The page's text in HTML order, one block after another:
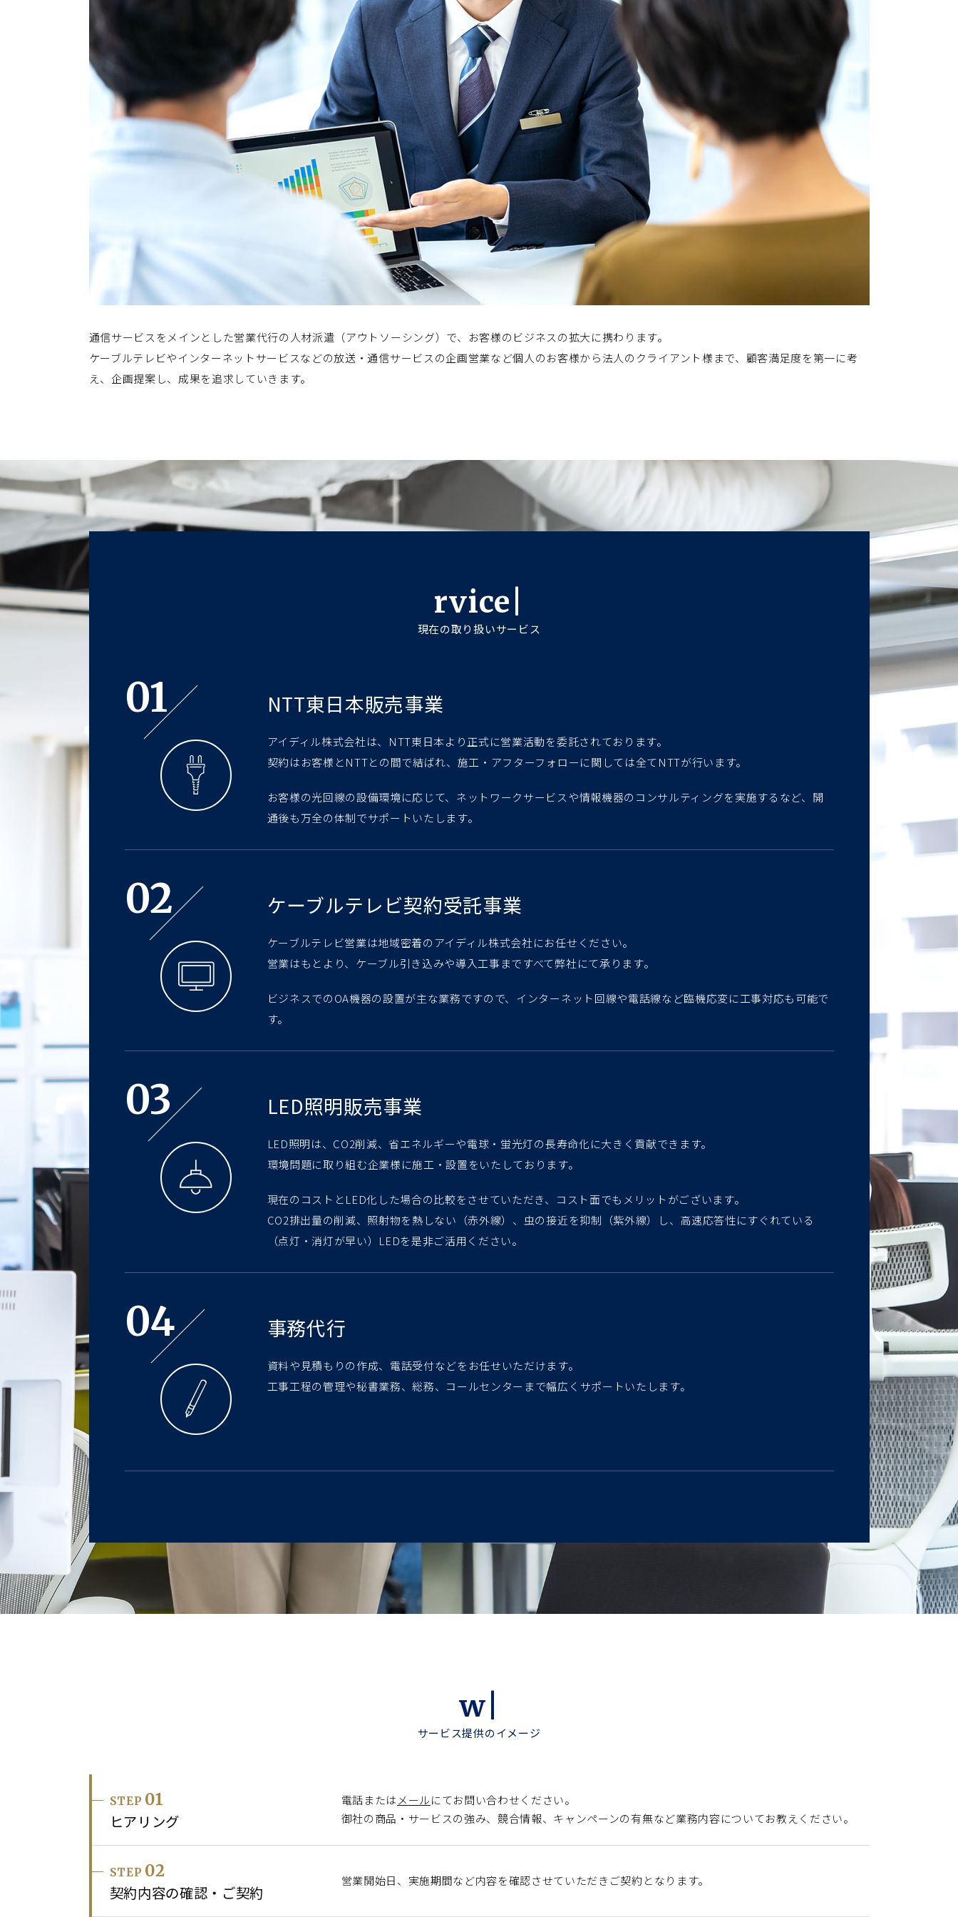
通信サービスをメインとした営業代行の人材派遣（アウトソーシング）で、お客様のビジネスの拡大に携わります。
ケーブルテレビやインターネットサービスなどの放送・通信サービスの企画営業など個人のお客様から法人のクライアント様まで、顧客満足度を第一に考
え、企画提案し、成果を追求していきます。
rvice
現在の取り扱いサービス
01 NTT東日本販売事業
アイディル株式会社は、NTT東日本より正式に営業活動を委託されております。
契約はお客様とNTTとの間で結ばれ、施工・アフターフォローに関しては全てNTTが行います。
お客様の光回線の設備環境に応じて、ネットワークサービスや情報機器のコンサルティングを実施するなど、開
通後も万全の体制でサポートいたします。
02 ケーブルテレビ契約受託事業
ケーブルテレビ営業は地域密着のアイディル株式会社にお任せください。
営業はもとより、ケーブル引き込みや導入工事まですべて弊社にて承ります。
ビジネスでのOA機器の設置が主な業務ですので、インターネット回線や電話線など臨機応変に工事対応も可能で
す。
03 LED照明販売事業
LED照明は、CO2削減、省エネルギーや電球・蛍光灯の長寿命化に大きく貢献できます。
環境問題に取り組む企業様に施工・設置をいたしております。
現在のコストとLED化した場合の比較をさせていただき、コスト面でもメリットがございます。
CO2排出量の削減、照射物を熱しない（赤外線）、虫の接近を抑制（紫外線）し、高速応答性にすぐれている
（点灯・消灯が早い）LEDを是非ご活用ください。
04 事務代行
資料や見積もりの作成、電話受付などをお任せいただけます。
工事工程の管理や秘書業務、総務、コールセンターまで幅広くサポートいたします。
w
サービス提供のイメージ
STEP 01
ヒアリング
電話または メールにてお問い合わせください。
御社の商品・サービスの強み、競合情報、キャンペーンの有無など業務内容についてお教えください。
STEP 02
契約内容の確認・ ご契約
営業開始日、実施期間など内容を確認させていただきご契約となります。